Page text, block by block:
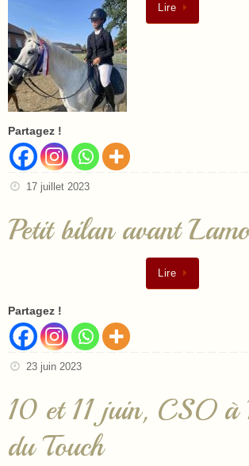
Lire
Partagez !
17 juillet 2023
Petit bilan avant
Lire
Partagez !
23 juin 2023
10 et 11 juin, CSO à
du Touch